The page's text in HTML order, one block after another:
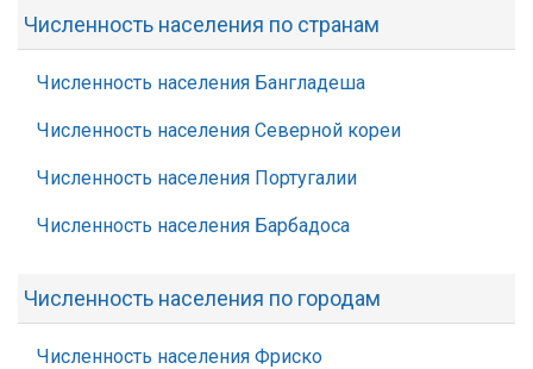
Численность населения по странам
Численность населения Бангладеша
Численность населения Северной кореи
Численность населения Португалии
Численность населения Барбадоса
Численность населения по городам
Численность населения Фриско